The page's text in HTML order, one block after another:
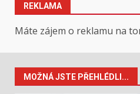
REKLAMA
Máte zájem o reklamu na
MOŽNÁ JSTE PŘEHLÉDLI...